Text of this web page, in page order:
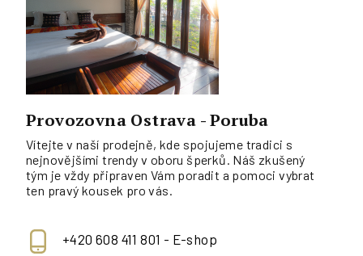
Provozovna Ostrava - Poruba
Vítejte v naší prodejně, kde spojujeme tradici s
nejnovějšími trendy v oboru šperků. Náš zkušený
tým je vždy připraven Vám poradit a pomoci vybrat
ten pravý kousek pro vás.
+420 608 411 801 - E-shop